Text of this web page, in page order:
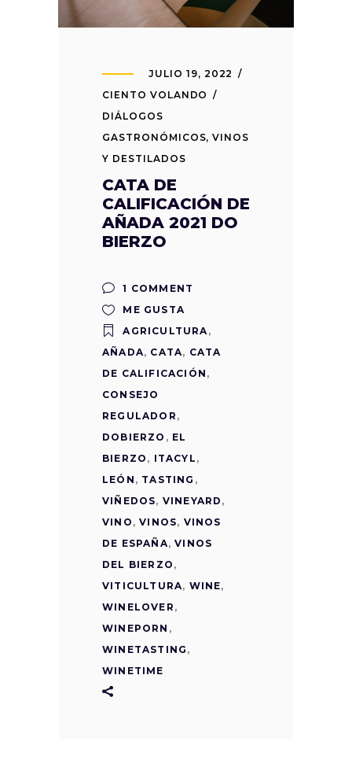
JULIO 19, 2022
CIENTO VOLANDO
DIÁLOGOS
GASTRONÓMICOS,VINOS
Y DESTILADOS
CATA DE
CALIFICACIÓN DE
AÑADA 2021 DO
BIERZO
1 COMMENT
ME GUSTA
AGRICULTURA,
AÑADA, CATA, CATA
DE CALIFICACIÓN ,
CONSEJO
REGULADOR ,
DOBIERZO , EL
BIERZO , ITACYL ,
LEÓN , TASTING ,
VIÑEDOS, VINEYARD ,
VINO ,VINOS, VINOS
DE ESPAÑA,VINOS
DEL BIERZO ,
VITICULTURA, WINE,
WINELOVER ,
WINEPORN ,
WINETASTING ,
WINETIME